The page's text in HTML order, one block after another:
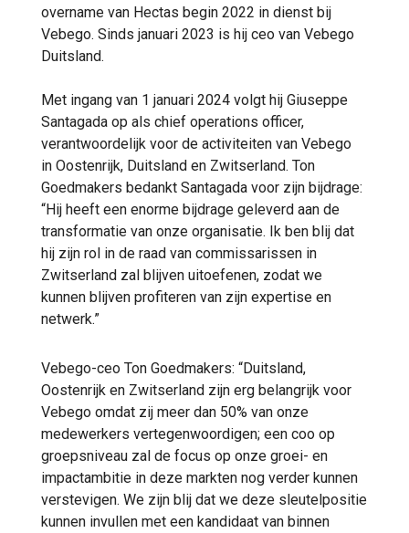
overname van Hectas begin 2022 in dienst bij
Vebego. Sinds januari 2023 is hij ceo van Vebego
Duitsland.
Met ingang van 1 januari 2024 volgt hij Giuseppe
Santagada op als chief operations officer,
verantwoordelijk voor de activiteiten van Vebego
in Oostenrijk, Duitsland en Zwitserland. Ton
Goedmakers bedankt Santagada voor zijn bijdrage:
“Hij heeft een enorme bijdrage geleverd aan de
transformatie van onze organisatie. Ik ben blij dat
hij zijn rol in de raad van commissarissen in
Zwitserland zal blijven uitoefenen, zodat we
kunnen blijven profiteren van zijn expertise en
netwerk.”
Vebego-ceo Ton Goedmakers: “Duitsland,
Oostenrijk en Zwitserland zijn erg belangrijk voor
Vebego omdat zij meer dan 50% van onze
medewerkers vertegenwoordigen; een coo op
groepsniveau zal de focus op onze groei- en
impactambitie in deze markten nog verder kunnen
verstevigen. We zijn blij dat we deze sleutelpositie
kunnen invullen met een kandidaat van binnen